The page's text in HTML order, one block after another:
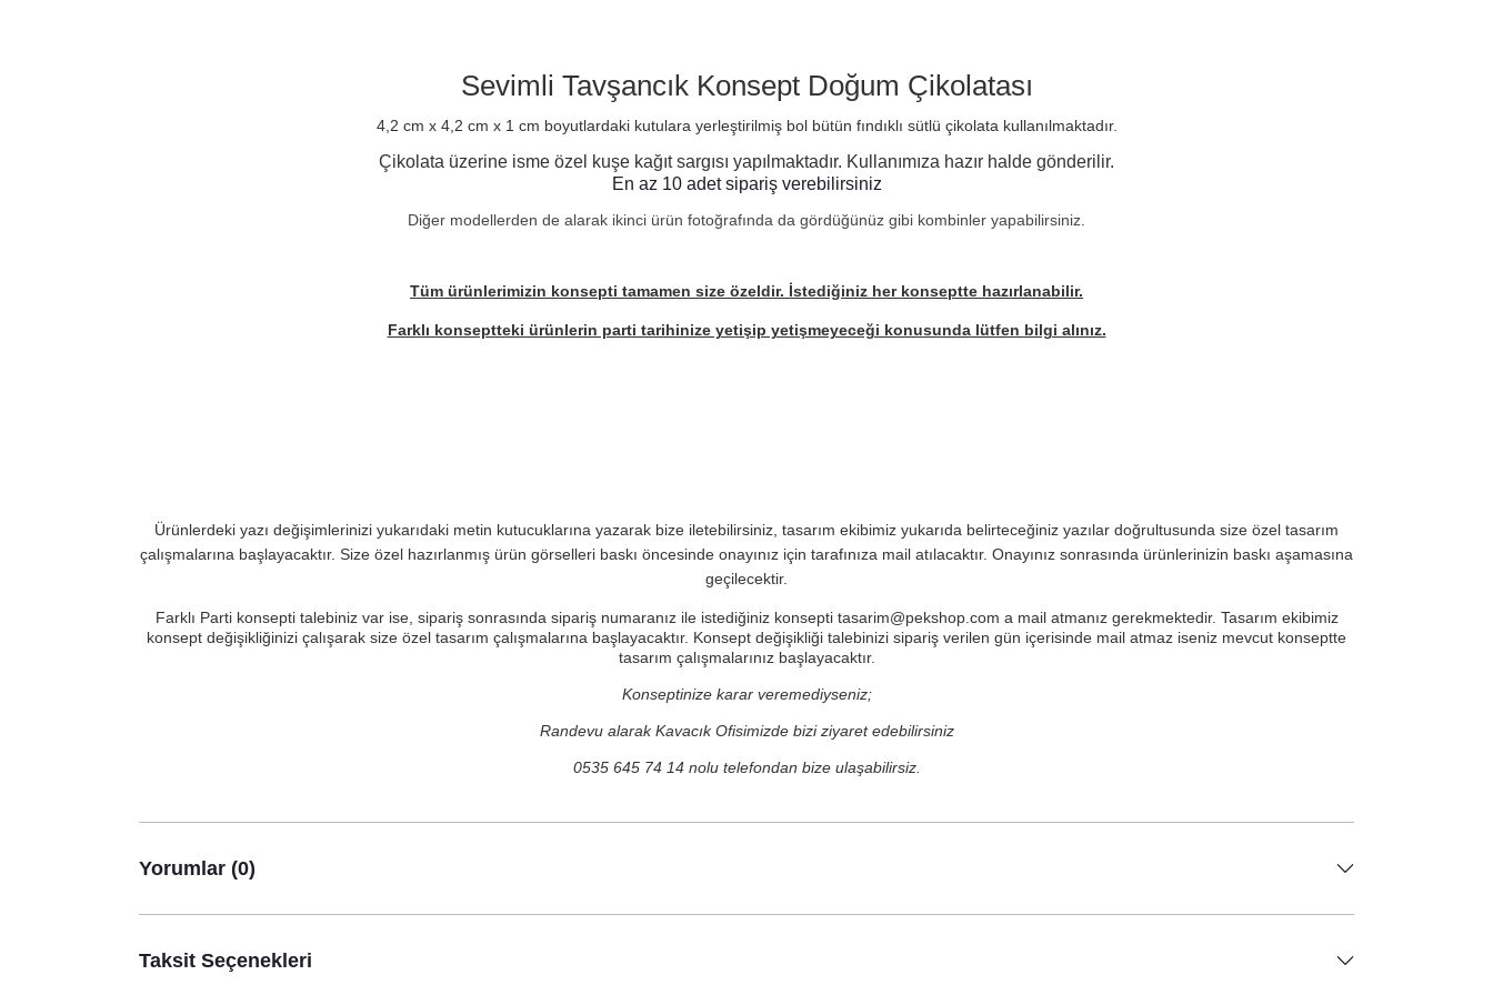
Sevimli Tavşancık Konsept Doğum Çikolatası
4,2 cm x 4,2 cm x 1 cm boyutlardaki kutulara yerleştirilmiş bol bütün fındıklı sütlü çikolata kullanılmaktadır.
Çikolata üzerine isme özel kuşe kağıt sargısı yapılmaktadır. Kullanımıza hazır halde gönderilir.
En az 10 adet sipariş verebilirsiniz
Diğer modellerden de alarak ikinci ürün fotoğrafında da gördüğünüz gibi kombinler yapabilirsiniz.
Tüm ürünlerimizin konsepti tamamen size özeldir. İstediğiniz her konseptte hazırlanabilir.
Farklı konseptteki ürünlerin parti tarihinize yetişip yetişmeyeceği konusunda lütfen bilgi alınız.
Ürünlerdeki yazı değişimlerinizi yukarıdaki metin kutucuklarına yazarak bize iletebilirsiniz, tasarım ekibimiz yukarıda belirteceğiniz yazılar doğrultusunda size özel tasarım
çalışmalarına başlayacaktır. Size özel hazırlanmış ürün görselleri baskı öncesinde onayınız için tarafınıza mail atılacaktır. Onayınız sonrasında ürünlerinizin baskı aşamasına
geçilecektir.
Farklı Parti konsepti talebiniz var ise, sipariş sonrasında sipariş numaranız ile istediğiniz konsepti tasarim@pekshop.com a mail atmanız gerekmektedir. Tasarım ekibimiz
konsept değişikliğinizi çalışarak size özel tasarım çalışmalarına başlayacaktır. Konsept değişikliği talebinizi sipariş verilen gün içerisinde mail atmaz iseniz mevcut konseptte
tasarım çalışmalarınız başlayacaktır.
Konseptinize karar veremediyseniz;
Randevu alarak Kavacık Ofisimizde bizi ziyaret edebilirsiniz
0535 645 74 14 nolu telefondan bize ulaşabilirsiz.
Yorumlar (0)
Taksit Seçenekleri